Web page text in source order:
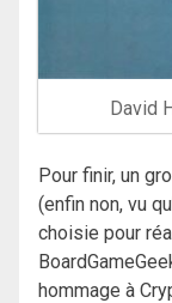
David
Pour finir, un
(enfin non, vu
choisie pour
hommage à